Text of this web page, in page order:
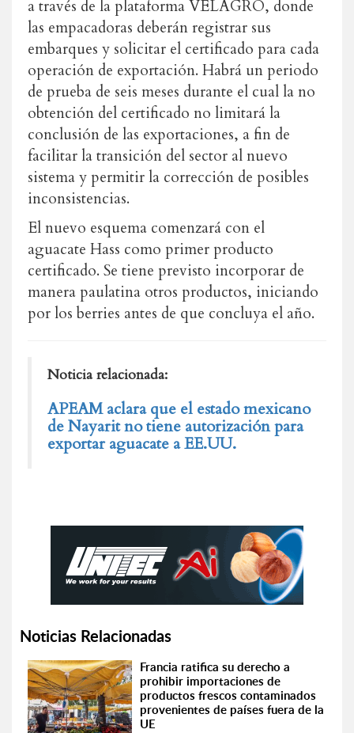
a través de la plataforma VELAGRO, donde
las empacadoras deberán registrar sus
embarques y solicitar el certificado para cada
operación de exportación. Habrá un periodo
de prueba de seis meses durante el cual la no
obtención del certificado no limitará la
conclusión de las exportaciones, a fin de
facilitar la transición del sector al nuevo
sistema y permitir la corrección de posibles
inconsistencias.
El nuevo esquema comenzará con el
aguacate Hass como primer producto
certificado. Se tiene previsto incorporar de
manera paulatina otros productos, iniciando
por los berries antes de que concluya el año.
Noticia relacionada:
APEAM aclara que el estado mexicano
de Nayarit no tiene autorización para
exportar aguacate a EE.UU.
Noticias Relacionadas
Francia ratifica su derecho a
prohibir importaciones de
productos frescos contaminados
provenientes de países fuera de la
UE